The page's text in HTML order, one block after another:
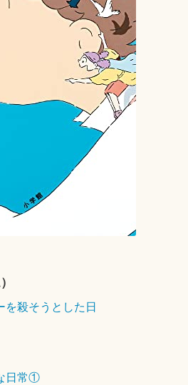
を殺そうとした日
日常①